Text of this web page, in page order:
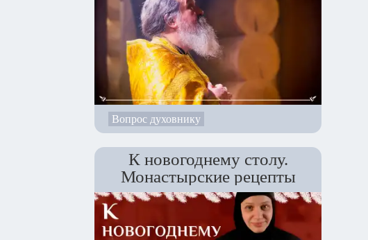
Вопрос духовнику
К новогоднему столу.
Монастырские рецепты